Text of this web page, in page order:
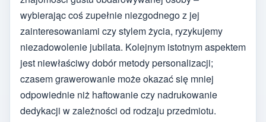
wybierając coś zupełnie niezgodnego z jej
zainteresowaniami czy stylem życia, ryzykujemy
niezadowolenie jubilata. Kolejnym istotnym aspektem
jest niewłaściwy dobór metody personalizacji;
czasem grawerowanie może okazać się mniej
odpowiednie niż haftowanie czy nadrukowanie
dedykacji w zależności od rodzaju przedmiotu.